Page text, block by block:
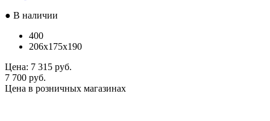
● В наличии
400
206x175x190
Цена: 7 315 руб.
7 700 руб.
Цена в розничных магазинах